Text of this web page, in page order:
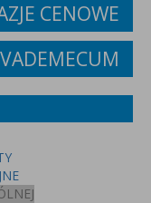
CENOWE
VADEMECUM